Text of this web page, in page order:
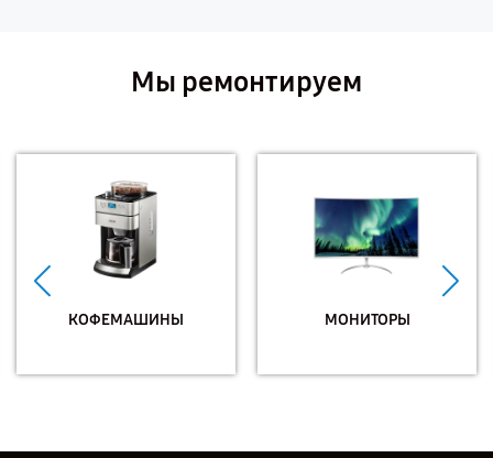
Мы ремонтируем
КОФЕМАШИНЫ МОНИТОРЫ